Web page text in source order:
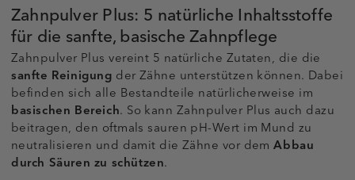
Zahnpulver Plus: 5 natürliche Inhaltsstoffe
für die sanfte, basische Zahnpflege
Zahnpulver Plus vereint 5 natürliche Zutaten, die die
sanfte Reinigung der Zähne unterstützen können. Dabei
befinden sich alle Bestandteile natürlicherweise im
basischen Bereich. So kann Zahnpulver Plus auch dazu
beitragen, den oftmals sauren pH-Wert im Mund zu
neutralisieren und damit die Zähne vor demAbbau
durch Säuren zu schützen.